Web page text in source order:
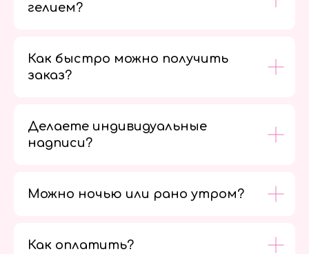
гелием?
Как быстро можно получить
заказ?
Делаете индивидуальные
надписи?
Можно ночью или рано утром?
Как оплатить?